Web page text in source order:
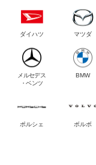
ダイハツ マツダ
メルセデス
・ベンツ
BMW
ポルシェ ボルボ